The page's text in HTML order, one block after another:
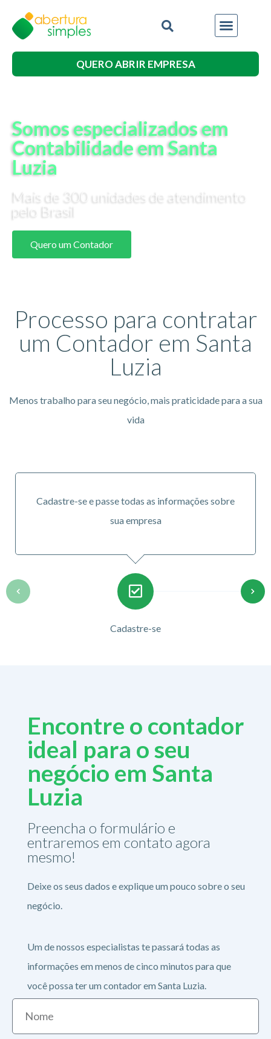
QUERO ABRIR EMPRESA
Somos especializados em
Contabilidade em Santa
Luzia
Mais de 300 unidades de atendimento
pelo Brasil
Quero um Contador
Processo para contratar
um Contador em Santa
Luzia
Menos trabalho para seu negócio, mais praticidade para a sua
vida
Cadastre-se e passe todas as informações sobre
sua empresa
Cadastre-se
Encontre o contador
ideal para o seu
negócio em Santa
Luzia
Preencha o formulário e
entraremos em contato agora
mesmo!
Deixe os seus dados e explique um pouco sobre o seu
negócio.
Um de nossos especialistas te passará todas as
informações em menos de cinco minutos para que
você possa ter um contador em Santa Luzia.